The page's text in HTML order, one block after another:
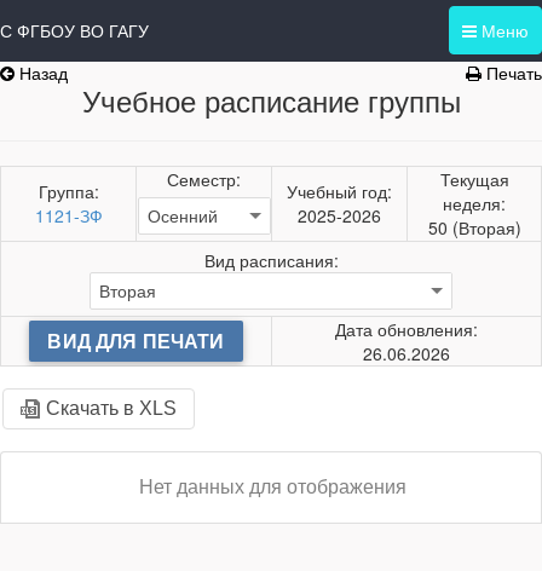
Меню
ФГБОУ ВО ГАГУ
Назад
Печать
Учебное расписание группы
Группа:
1121-ЗФ
Семестр:
Учебный год:
2025-2026
Текущая
неделя:
50 (Вторая)
Вид расписания:
ВИД ДЛЯ ПЕЧАТИ
Дата обновления:
26.06.2026
Скачать в XLS
Нет данных для отображения